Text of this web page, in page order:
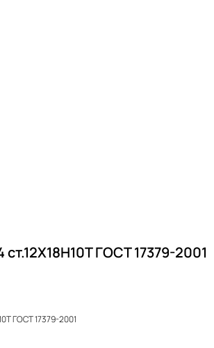
ГОСТ 17379-2001
ГОСТ 17379-2001